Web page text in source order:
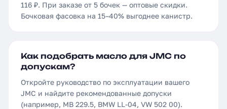
116 ₽. При заказе от 5 бочек — оптовые скидки.
Бочковая фасовка на 15–40% выгоднее канистр.
Как подобрать масло для JMC по
допускам?
Откройте руководство по эксплуатации вашего
JMC и найдите рекомендованные допуски
(например, MB 229.5, BMW LL-04, VW 502 00).